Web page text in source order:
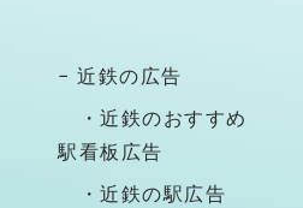
− 近鉄の広告
・近鉄のおすすめ
駅看板広告
・近鉄の駅広告